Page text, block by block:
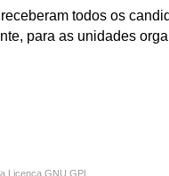
todos os
para as unidades
Licença GNU GPL